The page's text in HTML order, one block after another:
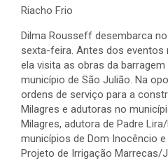
Riacho Frio
Dilma Rousseff desembarca
sexta-feira. Antes dos eventos
ela visita as obras da
município de São Julião. Na
ordens de serviço para a
Milagres e adutoras no
Milagres, adutora de Padre
municípios de Dom Inocêncio
Projeto de Irrigação Marrecas/